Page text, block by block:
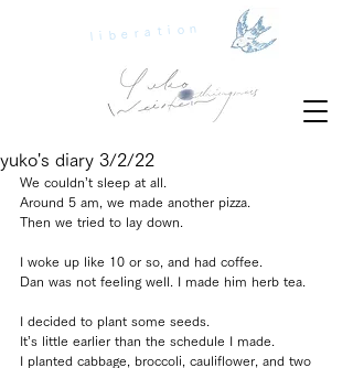
liberation
yuko's diary 3/2/22
We couldn’t sleep at all.
Around 5 am, we made another pizza.
Then we tried to lay down.
I woke up like 10 or so, and had coffee.
Dan was not feeling well. I made him herb tea.
I decided to plant some seeds.
It’s little earlier than the schedule I made.
I planted cabbage, broccoli, cauliflower, and two